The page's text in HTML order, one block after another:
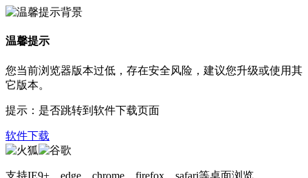
温馨提示
您当前浏览器版本过低，存在安全风险，建议您升级或使用其
它版本。
提示：是否跳转到软件下载页面
软件下载
支持IE9+、edge、chrome、firefox、safari等桌面浏览